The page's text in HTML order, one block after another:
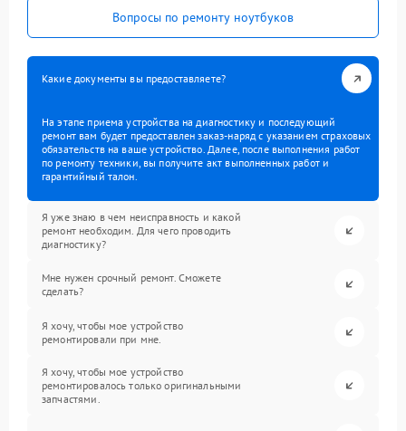
Вопросы по ремонту ноутбуков
Какие документы вы предоставляете?
На этапе приема устройства на диагностику и последующий
ремонт вам будет предоставлен заказ-наряд с указанием страховых
обязательств на ваше устройство. Далее, после выполнения работ
по ремонту техники, вы получите акт выполненных работ и
гарантийный талон.
Я уже знаю в чем неисправность и какой
ремонт необходим. Для чего проводить
диагностику?
Мне нужен срочный ремонт. Сможете
сделать?
Я хочу, чтобы мое устройство
ремонтировали при мне.
Я хочу, чтобы мое устройство
ремонтировалось только оригинальными
запчастями.